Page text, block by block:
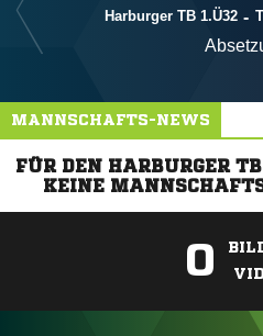
Harburger TB 1.Ü32 -
MANNSCHAFTS-NEWS
FÜR DEN HARBURGER
KEINE
0